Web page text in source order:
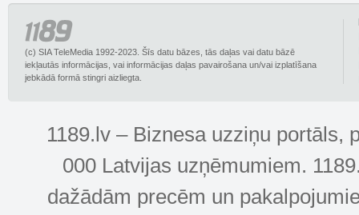
(c) SIA TeleMedia 1992-2023. Šīs datu bāzes, tās daļas vai datu bāzē
iekļautās informācijas, vai informācijas daļas pavairošana un/vai izplatīšana
jebkādā formā stingri aizliegta.
1189.lv – Biznesa uzziņu portāls,
000 Latvijas uzņēmumiem.
dažādām precēm un